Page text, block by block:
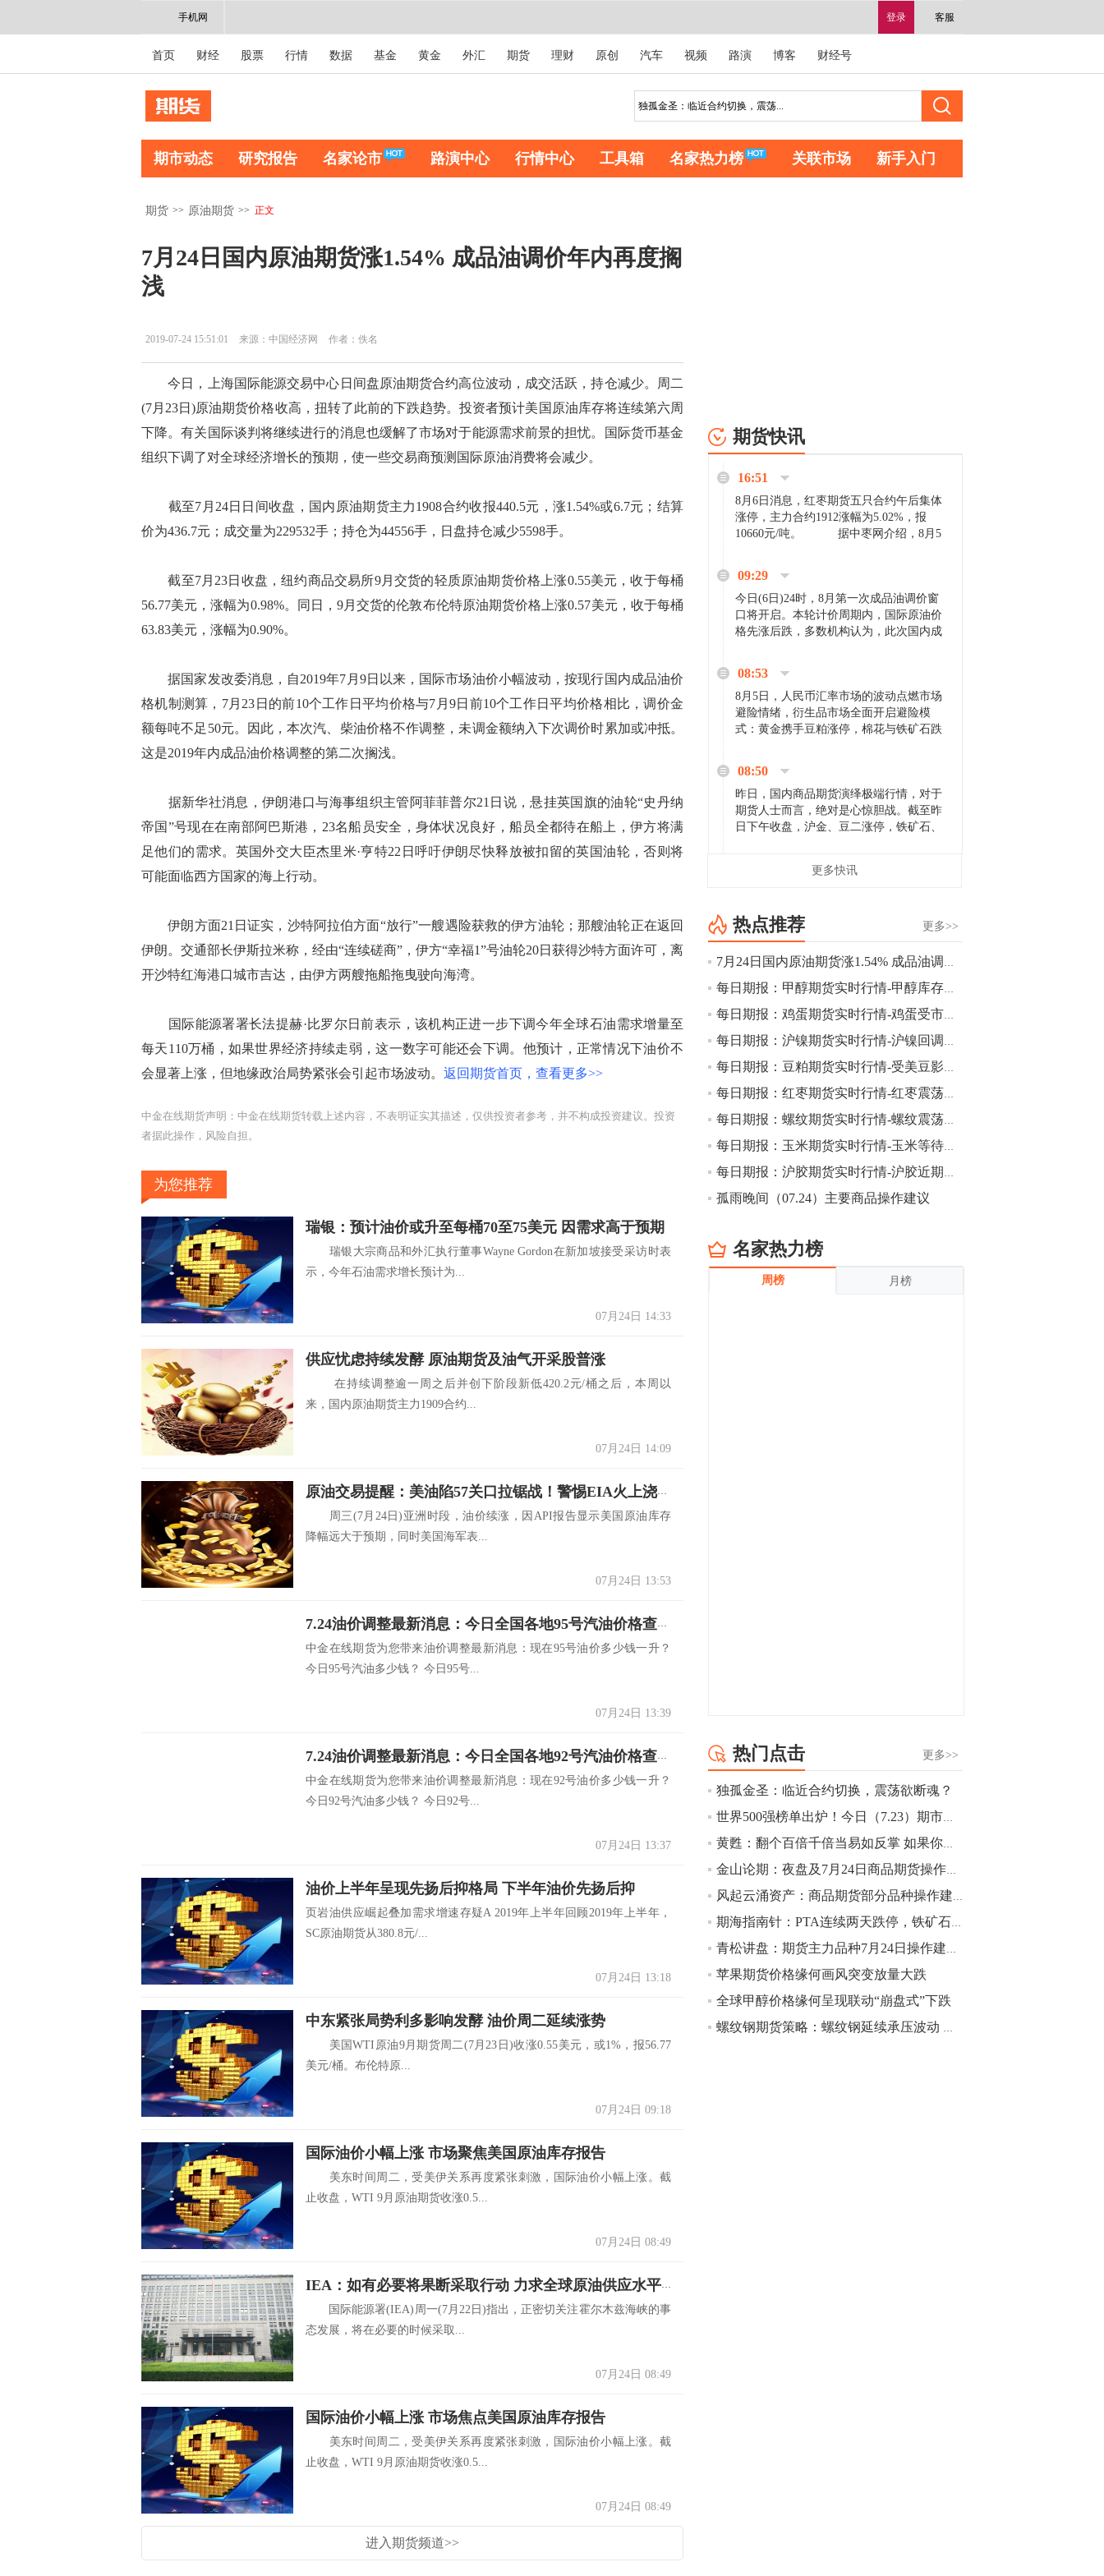
登录 客服
手机网
首页 财经 股票 行情 数据 基金 黄金 外汇 期货 理财 原创 汽车 视频 路演 博客 财经号
期市动态 研究报告 名家论市 路演中心 行情中心 工具箱 名家热力榜 关联市场 新手入门
期货 >> 原油期货 >> 正文
7月24日国内原油期货涨1.54% 成品油调价年内再度搁
浅
2019-07-24 15:51:01 来源：中国经济网 作者：佚名
今日，上海国际能源交易中心日间盘原油期货合约高位波动，成交活跃，持仓减少。周二
(7月23日)原油期货价格收高，扭转了此前的下跌趋势。投资者预计美国原油库存将连续第六周
下降。有关国际谈判将继续进行的消息也缓解了市场对于能源需求前景的担忧。国际货币基金
组织下调了对全球经济增长的预期，使一些交易商预测国际原油消费将会减少。
截至7月24日日间收盘，国内原油期货主力1908合约收报440.5元，涨1.54%或6.7元；结算
价为436.7元；成交量为229532手；持仓为44556手，日盘持仓减少5598手。
截至7月23日收盘，纽约商品交易所9月交货的轻质原油期货价格上涨0.55美元，收于每桶
56.77美元，涨幅为0.98%。同日，9月交货的伦敦布伦特原油期货价格上涨0.57美元，收于每桶
63.83美元，涨幅为0.90%。
据国家发改委消息，自2019年7月9日以来，国际市场油价小幅波动，按现行国内成品油价
格机制测算，7月23日的前10个工作日平均价格与7月9日前10个工作日平均价格相比，调价金
额每吨不足50元。因此，本次汽、柴油价格不作调整，未调金额纳入下次调价时累加或冲抵。
这是2019年内成品油价格调整的第二次搁浅。
据新华社消息，伊朗港口与海事组织主管阿菲菲普尔21日说，悬挂英国旗的油轮“史丹纳
帝国”号现在在南部阿巴斯港，23名船员安全，身体状况良好，船员全都待在船上，伊方将满
足他们的需求。英国外交大臣杰里米·亨特22日呼吁伊朗尽快释放被扣留的英国油轮，否则将
可能面临西方国家的海上行动。
伊朗方面21日证实，沙特阿拉伯方面“放行”一艘遇险获救的伊方油轮；那艘油轮正在返回
伊朗。交通部长伊斯拉米称，经由“连续磋商”，伊方“幸福1”号油轮20日获得沙特方面许可，离
开沙特红海港口城市吉达，由伊方两艘拖船拖曳驶向海湾。
国际能源署署长法提赫·比罗尔日前表示，该机构正进一步下调今年全球石油需求增量至
每天110万桶，如果世界经济持续走弱，这一数字可能还会下调。他预计，正常情况下油价不
会显著上涨，但地缘政治局势紧张会引起市场波动。 返回期货首页，查看更多>>
中金在线期货声明：中金在线期货转载上述内容，不表明证实其描述，仅供投资者参考，并不构成投资建议。投资
者据此操作，风险自担。
为您推荐
瑞银：预计油价或升至每桶70至75美元 因需求高于预期
瑞银大宗商品和外汇执行董事Wayne Gordon在新加坡接受采访时表
示，今年石油需求增长预计为...
07月24日 14:33
供应忧虑持续发酵 原油期货及油气开采股普涨
在持续调整逾一周之后并创下阶段新低420.2元/桶之后，本周以
来，国内原油期货主力1909合约...
07月24日 14:09
原油交易提醒：美油陷57关口拉锯战！警惕EIA火上浇油
周三(7月24日)亚洲时段，油价续涨，因API报告显示美国原油库存
降幅远大于预期，同时美国海军表...
07月24日 13:53
7.24油价调整最新消息：今日全国各地95号汽油价格查询一览
中金在线期货为您带来油价调整最新消息：现在95号油价多少钱一升？
今日95号汽油多少钱？ 今日95号...
07月24日 13:39
7.24油价调整最新消息：今日全国各地92号汽油价格查询一览
中金在线期货为您带来油价调整最新消息：现在92号油价多少钱一升？
今日92号汽油多少钱？ 今日92号...
07月24日 13:37
油价上半年呈现先扬后抑格局 下半年油价先扬后抑
页岩油供应崛起叠加需求增速存疑A 2019年上半年回顾2019年上半年，
SC原油期货从380.8元/...
07月24日 13:18
中东紧张局势利多影响发酵 油价周二延续涨势
美国WTI原油9月期货周二(7月23日)收涨0.55美元，或1%，报56.77
美元/桶。布伦特原...
07月24日 09:18
国际油价小幅上涨 市场聚焦美国原油库存报告
美东时间周二，受美伊关系再度紧张刺激，国际油价小幅上涨。截
止收盘，WTI 9月原油期货收涨0.5...
07月24日 08:49
IEA：如有必要将果断采取行动 力求全球原油供应水平保持稳定
国际能源署(IEA)周一(7月22日)指出，正密切关注霍尔木兹海峡的事
态发展，将在必要的时候采取...
07月24日 08:49
国际油价小幅上涨 市场焦点美国原油库存报告
美东时间周二，受美伊关系再度紧张刺激，国际油价小幅上涨。截
止收盘，WTI 9月原油期货收涨0.5...
07月24日 08:49
进入期货频道>>
期货快讯
16:51
8月6日消息，红枣期货五只合约午后集体
涨停，主力合约1912涨幅为5.02%，报
10660元/吨。 据中枣网介绍，8月5
家好货依旧惜售挺...
09:29
今日(6日)24时，8月第一次成品油调价窗
口将开启。本轮计价周期内，国际原油价
格先涨后跌，多数机构认为，此次国内成
08:53
8月5日，人民币汇率市场的波动点燃市场
避险情绪，衍生品市场全面开启避险模
式：黄金携手豆粕涨停，棉花与铁矿石跌
场来看，汇率波动...
08:50
昨日，国内商品期货演绎极端行情，对于
期货人士而言，绝对是心惊胆战。截至昨
日下午收盘，沪金、豆二涨停，铁矿石、
[imgnobrwh] src=...
跌幅达6%，报689.5元/吨，刷新近两个月
低位。
14:20
方正有色研究团队：高度重视贵金属的阶
段性机会。自年初以来沪金上涨16.93%，
立涨势，白银将开启补涨，且涨幅超过黄
金，金银比有望高位回归。
13:55
豆二期货主力合约涨停，涨幅达3.98%，报
CBOT大豆期货市场上涨，11月期约收高
影响，夜盘连粕高位窄幅震荡，建议短线
操作为主。 ...
13:54
8月5日消息，内外盘贵金属强劲走升，沪
金主力合约涨停，涨幅3.99%，报334.00
幅扩大至4.4%。
10:43
【行情】芝加哥11月大豆期货跌0.4%，12
月玉米期货跌1%。
10:43
【行情】油脂油料期货表现抢眼，豆二期
2.5%，棕榈油涨近2%，菜粕涨1.54%。
10:17
【研报精选】国内期货机构对8月5日的原
油期货走势预测
更多快讯
更多>>
热点推荐
7月24日国内原油期货涨1.54% 成品油调价年内再度搁浅
每日期报：甲醇期货实时行情-甲醇库存压力加大 近期仍继续下探
每日期报：鸡蛋期货实时行情-鸡蛋受市场需求影响 涨势不断
每日期报：沪镍期货实时行情-沪镍回调意犹未尽 短期仍保持弱势
每日期报：豆粕期货实时行情-受美豆影响 预计豆粕库存将持续加
每日期报：红枣期货实时行情-红枣震荡过后选择下探走势
每日期报：螺纹期货实时行情-螺纹震荡上涨趋势仍在
每日期报：玉米期货实时行情-玉米等待反弹承压后继续空头跟进
每日期报：沪胶期货实时行情-沪胶近期震荡为主建议区间操作为宜
孤雨晚间（07.24）主要商品操作建议
名家热力榜
周榜 月榜
更多>>
热门点击
独孤金圣：临近合约切换，震荡欲断魂？
世界500强榜单出炉！今日（7.23）期市重要事件盘点以及未来事件提醒
黄甦：翻个百倍千倍当易如反掌 如果你遵从日常生活逻辑 在一个品种上结合产业链而积十年之功
金山论期：夜盘及7月24日商品期货操作策略
风起云涌资产：商品期货部分品种操作建议（沪铜，铁矿石，乙二醇，沥青）
期海指南针：PTA连续两天跌停，铁矿石减仓下跌
青松讲盘：期货主力品种7月24日操作建议【崭新起点】
苹果期货价格缘何画风突变放量大跌
全球甲醇价格缘何呈现联动“崩盘式”下跌
螺纹钢期货策略：螺纹钢延续承压波动 短期市场依旧弱势